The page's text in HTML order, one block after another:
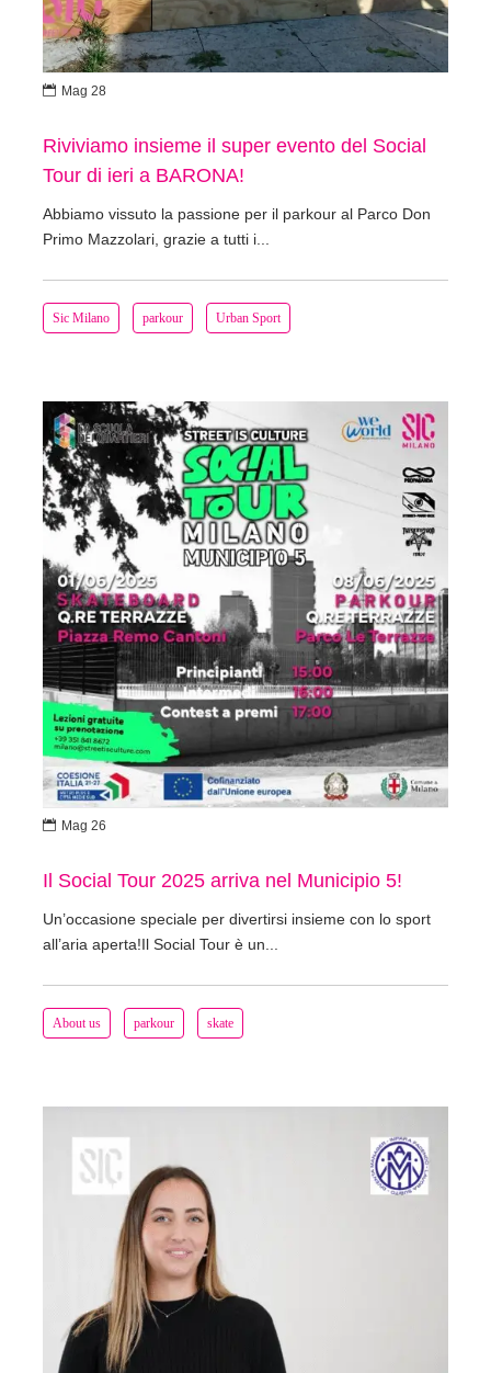
Sic Milano parkour Urban Sport
Riviviamo insieme il super evento del Social
Tour di ieri a BARONA!
Abbiamo vissuto la passione per il parkour al Parco Don
Primo Mazzolari, grazie a tutti i...
 Mag 28
About us parkour skate
Il Social Tour 2025 arriva nel Municipio 5!
Un’occasione speciale per divertirsi insieme con lo sport
all’aria aperta!Il Social Tour è un...
 Mag 26